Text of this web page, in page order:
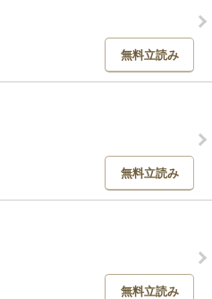
無料立読み
無料立読み
無料立読み